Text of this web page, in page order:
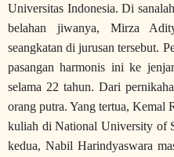
Universitas Indonesia. Di
belahan jiwanya, Mirza
seangkatan di jurusan tersebut.
pasangan harmonis ini ke
selama 22 tahun. Dari
orang putra. Yang tertua, Kemal
kuliah di National University of
kedua, Nabil Harindyaswara